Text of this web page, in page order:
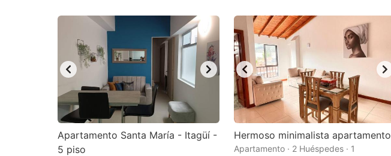
Apartamento Santa María - Itagüí -
5 piso
Hermoso minimalista apartamento
Apartamento · 2 Huéspedes · 1